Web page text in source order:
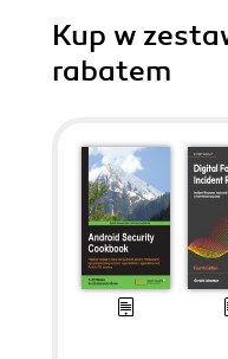
Kup w
rabatem